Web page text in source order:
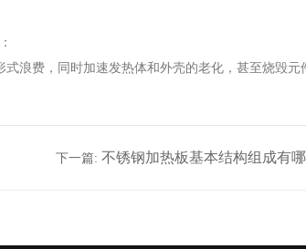
浪费，同时加速发热体和外壳的老化，甚至烧毁元
下一篇: 不锈钢加热板基本结构组成有